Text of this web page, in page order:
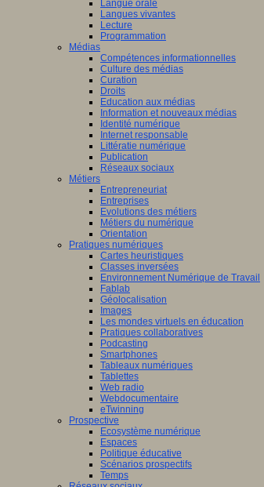
Langue orale
Langues vivantes
Lecture
Programmation
Médias
Compétences informationnelles
Culture des médias
Curation
Droits
Education aux médias
Information et nouveaux médias
Identité numérique
Internet responsable
Littératie numérique
Publication
Réseaux sociaux
Métiers
Entrepreneuriat
Entreprises
Evolutions des métiers
Métiers du numérique
Orientation
Pratiques numériques
Cartes heuristiques
Classes inversées
Environnement Numérique de Travail
Fablab
Géolocalisation
Images
Les mondes virtuels en éducation
Pratiques collaboratives
Podcasting
Smartphones
Tableaux numériques
Tablettes
Web radio
Webdocumentaire
eTwinning
Prospective
Ecosystème numérique
Espaces
Politique éducative
Scénarios prospectifs
Temps